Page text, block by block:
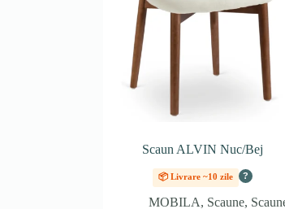
Scaun ALVIN Nuc/Bej
📦 Livrare ~10 zile ?
MOBILA, Scaune,